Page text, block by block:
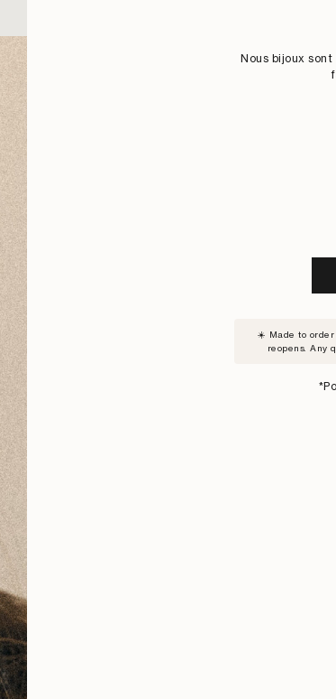
Nous bijoux
☀️ Made to
reopens. Any